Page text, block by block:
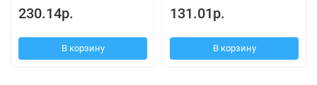
230.14р.
В корзину
131.01р.
В корзину